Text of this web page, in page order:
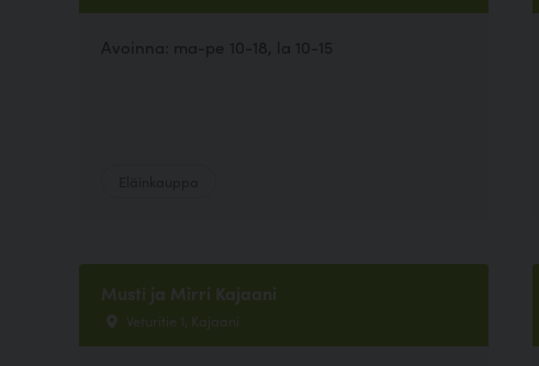
Avoinna: ma-pe 10-18, la 10-15
Musti ja Mirri Kajaani
Veturitie 1, Kajaani